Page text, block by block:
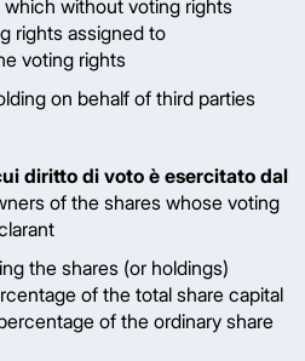
which without voting rights
rights assigned to
voting rights
on behalf of third parties
diritto di voto è esercitato dal
of the shares whose voting
the shares (or holdings)
of the total share capital
of the ordinary share